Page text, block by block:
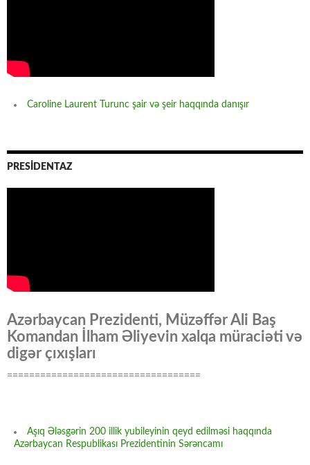
Caroline Laurent Turunc şair və şeir haqqında danışır
PRESİDENTAZ
Azərbaycan Prezidenti, Müzəffər Ali Baş
Komandan İlham Əliyevin xalqa müraciəti və
digər çıxışları
===================================
Aşıq Ələsgərin 200 illik yubileyinin qeyd edilməsi haqqında
Azərbaycan Respublikası Prezidentinin Sərəncamı